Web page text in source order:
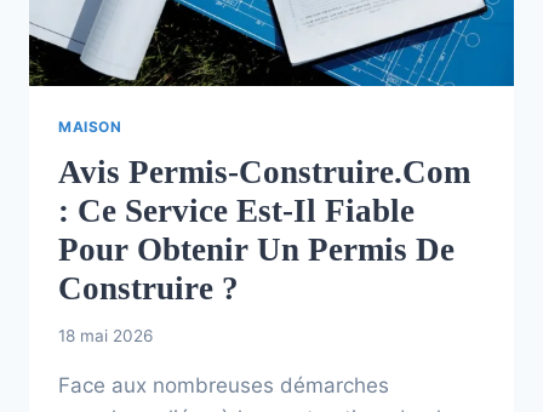
MAISON
Avis Permis-Construire.com
: Ce Service Est-Il Fiable
Pour Obtenir Un Permis De
Construire ?
18 mai 2026
Face aux nombreuses démarches